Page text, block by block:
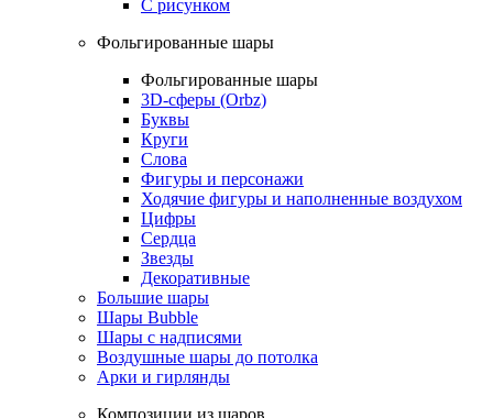
С рисунком
Фольгированные шары
Фольгированные шары
3D-сферы (Orbz)
Буквы
Круги
Слова
Фигуры и персонажи
Ходячие фигуры и наполненные воздухом
Цифры
Сердца
Звезды
Декоративные
Большие шары
Шары Bubble
Шары с надписями
Воздушные шары до потолка
Арки и гирлянды
Композиции из шаров